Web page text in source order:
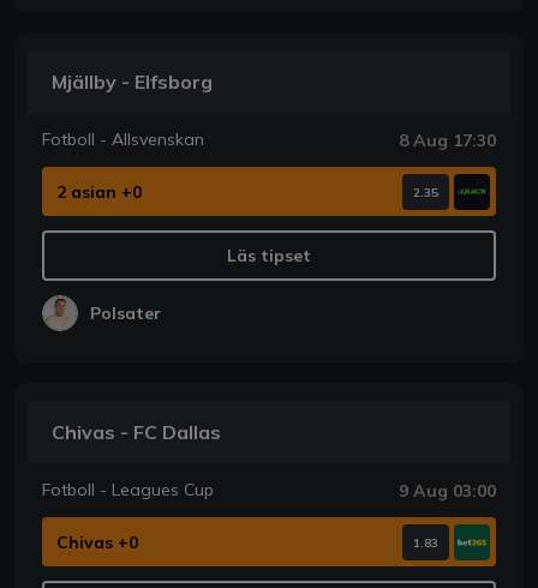
Mjällby - Elfsborg
Fotboll - Allsvenskan 8 Aug 17:30
2 asian +0 2.35
Läs tipset
Polsater
Chivas - FC Dallas
Fotboll - Leagues Cup 9 Aug 03:00
Chivas +0 1.83